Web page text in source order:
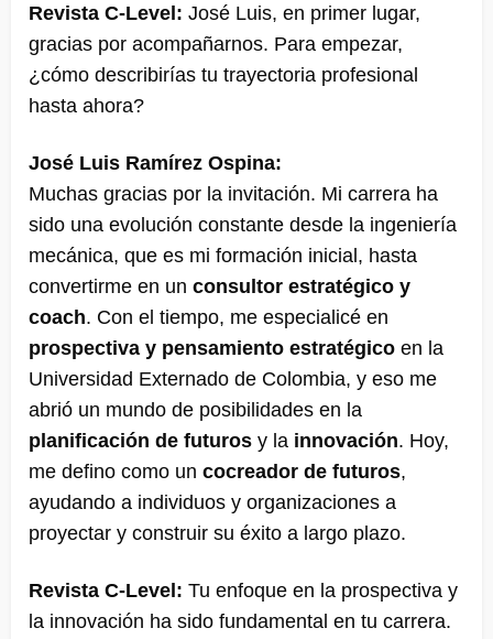
Revista C-Level: José Luis, en primer lugar,
gracias por acompañarnos. Para empezar,
¿cómo describirías tu trayectoria profesional
hasta ahora?
José Luis Ramírez Ospina:
Muchas gracias por la invitación. Mi carrera ha
sido una evolución constante desde la ingeniería
mecánica, que es mi formación inicial, hasta
convertirme en un consultor estratégico y
coach. Con el tiempo, me especialicé en
prospectiva y pensamiento estratégico en la
Universidad Externado de Colombia, y eso me
abrió un mundo de posibilidades en la
planificación de futuros y la innovación​. Hoy,
me defino como un cocreador de futuros,
ayudando a individuos y organizaciones a
proyectar y construir su éxito a largo plazo.
Revista C-Level: Tu enfoque en la prospectiva y
la innovación ha sido fundamental en tu carrera.